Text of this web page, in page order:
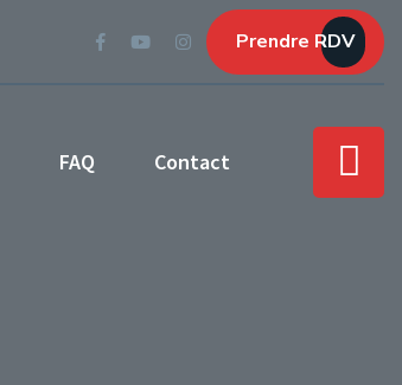
Prendre RDV
FAQ Contact